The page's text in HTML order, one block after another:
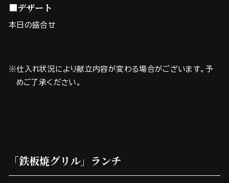
■デザート
本日の盛合せ
※仕入れ状況により献立内容が変わる場合がございます。予
めご了承ください。
「鉄板焼グリル」ランチ